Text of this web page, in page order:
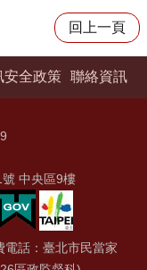
回上一頁
安全政策 聯絡資訊
中央區9樓
話：臺北市民當家